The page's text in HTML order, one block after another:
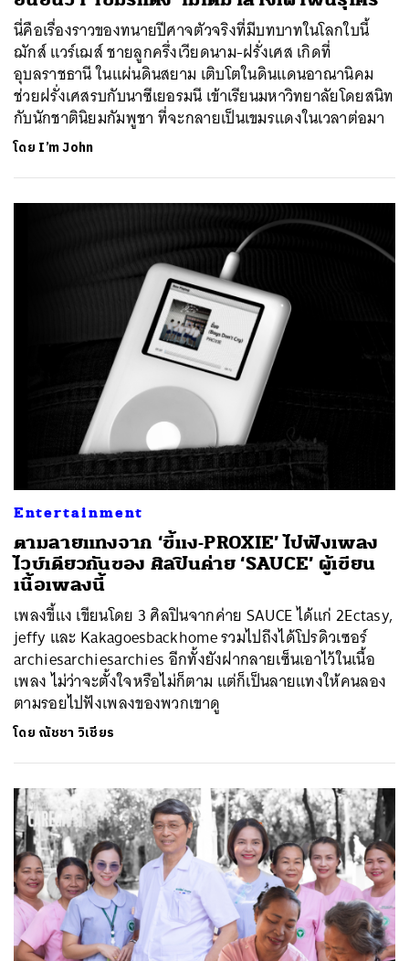
นี่คือเรื่องราวของทนายปีศาจตัวจริงที่มีบทบาทในโลกใบนี้
ฌักส์ แวร์เฌส์ ชายลูกครึ่งเวียดนาม-ฝรั่งเศส เกิดที่
อุบลราชธานี ในแผ่นดินสยาม เติบโตในดินแดนอาณานิคม
ช่วยฝรั่งเศสรบกับนาซีเยอรมนี เข้าเรียนมหาวิทยาลัยโดยสนิท
กับนักชาตินิยมกัมพูชา ที่จะกลายเป็นเขมรแดงในเวลาต่อมา
โดย I’m John
Entertainment
ตามลายแทงจาก ‘ขี้แง-PROXIE’ ไปฟังเพลง
ไวบ์เดียวกันของ ศิลปินค่าย ‘SAUCE’ ผู้เขียน
เนื้อเพลงนี้
เพลงขี้แง เขียนโดย 3 ศิลปินจากค่าย SAUCE ได้แก่ 2Ectasy,
jeffy และ Kakagoesbackhome รวมไปถึงได้โปรดิวเซอร์
archiesarchiesarchies อีกทั้งยังฝากลายเซ็นเอาไว้ในเนื้อ
เพลง ไม่ว่าจะตั้งใจหรือไม่ก็ตาม แต่ก็เป็นลายแทงให้คนลอง
ตามรอยไปฟังเพลงของพวกเขาดู
โดย ณัชชา วิเชียร